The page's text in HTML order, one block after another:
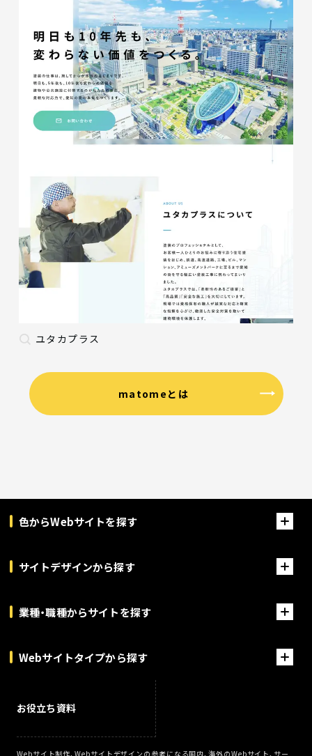
ユタカプラス
matomeとは
色からWebサイトを探す
サイトデザインから探す
業種・職種からサイトを探す
Webサイトタイプから探す
お役立ち資料
Webサイト制作、Webサイトデザインの参考になる国内、海外のWebサイト、サー